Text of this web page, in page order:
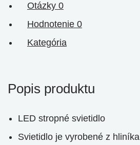
Otázky 0
Hodnotenie 0
Kategória
Popis produktu
LED stropné svietidlo
Svietidlo je vyrobené z hliníka